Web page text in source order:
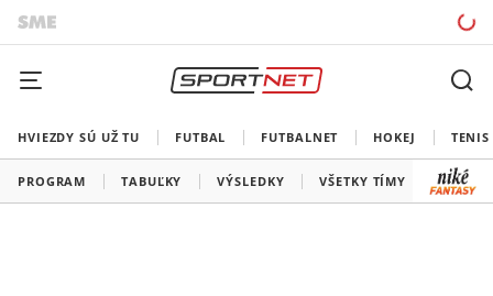
HVIEZDY SÚ UŽ TU FUTBAL FUTBALNET HOKEJ TENIS
PROGRAM TABUĽKY VÝSLEDKY VŠETKY TÍMY